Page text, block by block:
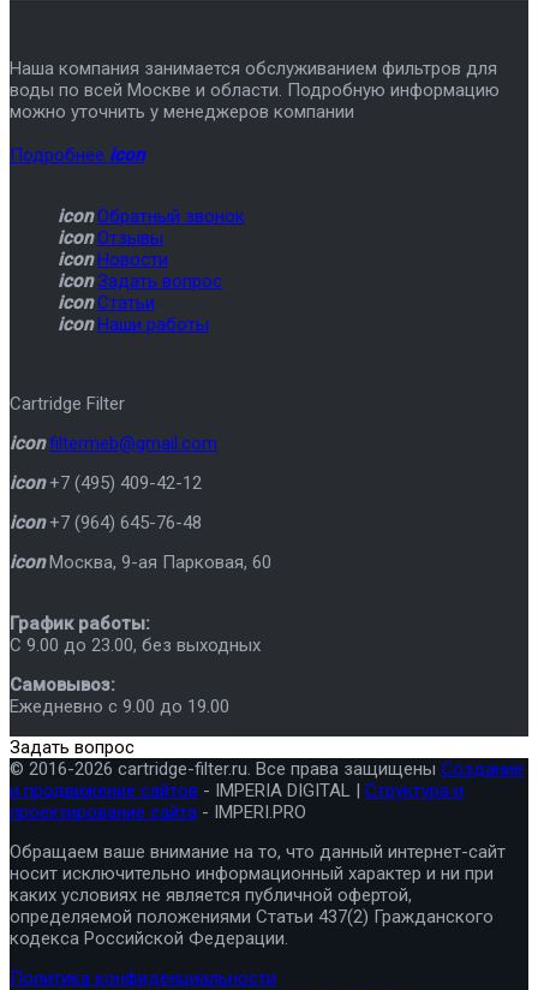
Наша компания занимается обслуживанием фильтров для
воды по всей Москве и области. Подробную информацию
можно уточнить у менеджеров компании
Подробнее icon
icon Обратный звонок
icon Отзывы
icon Новости
icon Задать вопрос
icon Статьи
icon Наши работы
Cartridge Filter
icon filtermeb@gmail.com
icon +7 (495) 409-42-12
icon +7 (964) 645-76-48
icon Москва, 9-ая Парковая, 60
График работы:
C 9.00 до 23.00, без выходных
Самовывоз:
Ежедневно с 9.00 до 19.00
Задать вопрос
© 2016-2026 cartridge-filter.ru. Все права защищены Создание
и продвижение сайтов - IMPERIA DIGITAL | Структура и
проектирование сайта - IMPERI.PRO
Обращаем ваше внимание на то, что данный интернет-сайт
носит исключительно информационный характер и ни при
каких условиях не является публичной офертой,
определяемой положениями Статьи 437(2) Гражданского
кодекса Российской Федерации.
Политика конфиденциальности